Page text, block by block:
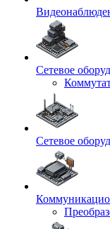
Сетевое
Сетевое